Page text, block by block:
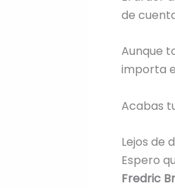
de
Aunque
importa
Acabas
Lejos de
Espero
Fredric